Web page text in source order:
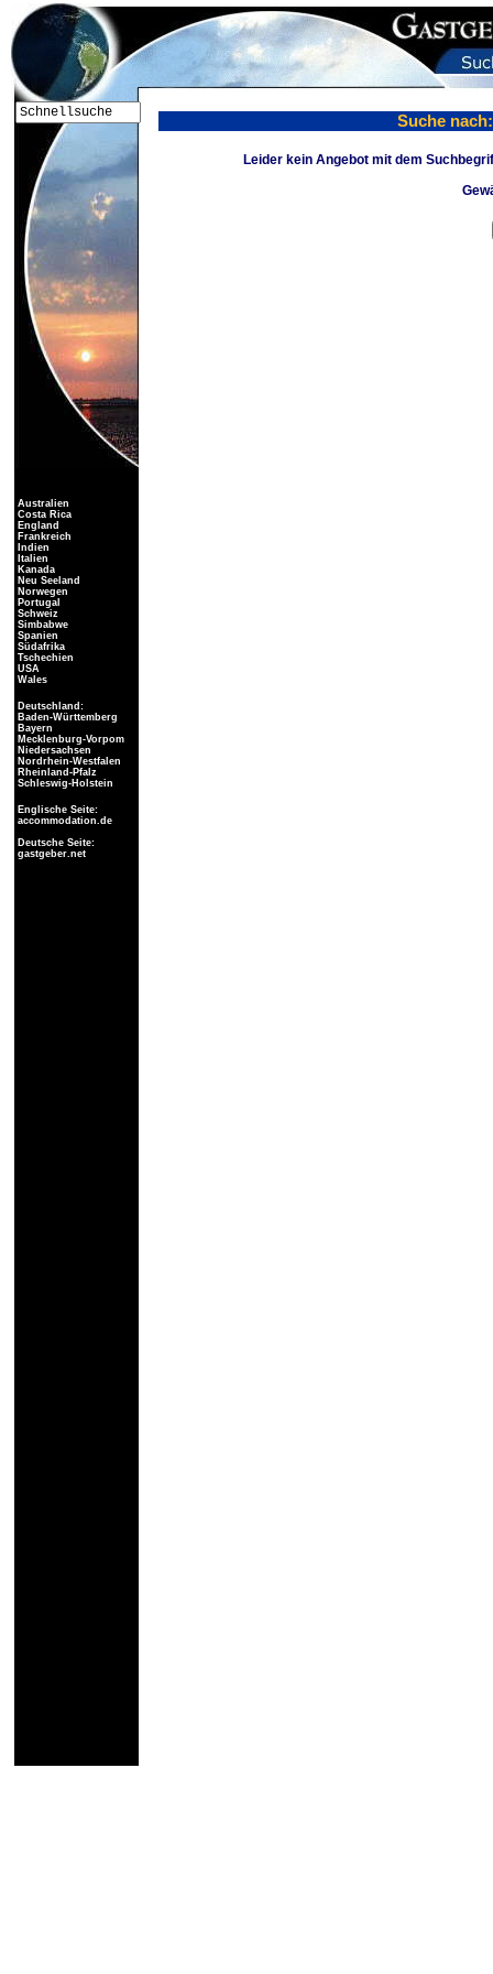
Suche
Leider kein Angebot mit dem
Australien
Costa Rica
England
Frankreich
Indien
Italien
Kanada
Neu Seeland
Norwegen
Portugal
Schweiz
Simbabwe
Spanien
Südafrika
Tschechien
USA
Wales
Deutschland:
Baden-Württemberg
Bayern
Mecklenburg-Vorpom
Niedersachsen
Nordrhein-Westfalen
Rheinland-Pfalz
Schleswig-Holstein
Englische Seite:
accommodation.de
Deutsche Seite:
gastgeber.net